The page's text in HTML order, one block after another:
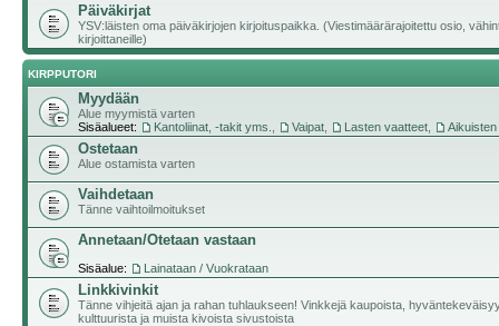
Päiväkirjat
YSV:läisten oma päiväkirjojen kirjoituspaikka. (Viestimäärärajoitettu osio,
kirjoittaneille)
KIRPPUTORI
Myydään
Alue myymistä varten
Sisäalueet:
Kantoliinat, -takit yms. Vaipat Lasten vaatteet
Ostetaan
Alue ostamista varten
Vaihdetaan
Tänne vaihtoilmoitukset
Annetaan/Otetaan vastaan
Sisäalue: Lainataan / Vuokrataan
Linkkivinkit
Tänne vihjeitä ajan ja rahan tuhlaukseen! Vinkkejä kaupoista,
kulttuurista ja muista kivoista sivustoista